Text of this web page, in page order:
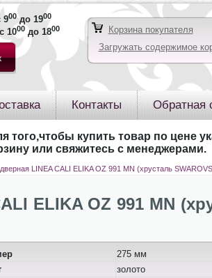
900до 1900
1000до 1800
Корзина покупателя
Загружать содержимое
Контакты Обратная
того,чтобы купить товар по цене
или свяжитесь с менеджерами.
LINEA CALI ELIKA OZ 991 MN (хрусталь
ELIKA OZ 991 MN
275 мм
золото